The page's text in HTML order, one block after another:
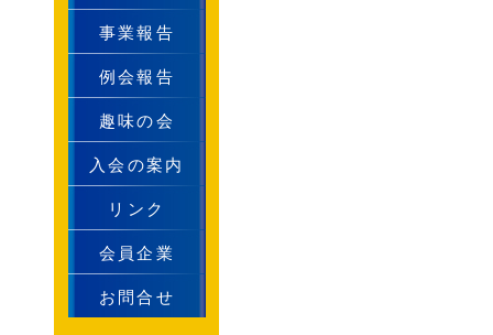
事業報告
例会報告
趣味の会
入会の案内
リンク
会員企業
お問合せ